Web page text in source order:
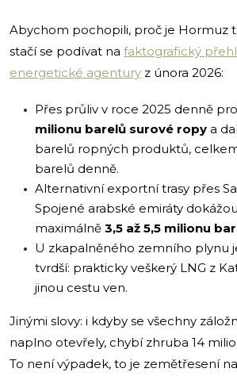
Abychom pochopili, proč je Hormuz
stačí se podívat na faktografický
energetické agentury z února 2026:
Přes průliv v roce 2025 denně
milionu barelů surové ropy a
barelů ropných produktů,
barelů denně.
Alternativní exportní trasy přes
Spojené arabské emiráty
maximálně 3,5 až 5,5 milionu
U zkapalněného zemního plynu
tvrdší: prakticky veškerý LNG z
jinou cestu ven.
Jinými slovy: i kdyby se všechny
naplno otevřely, chybí zhruba 14
To není výpadek, to je zemětřesení